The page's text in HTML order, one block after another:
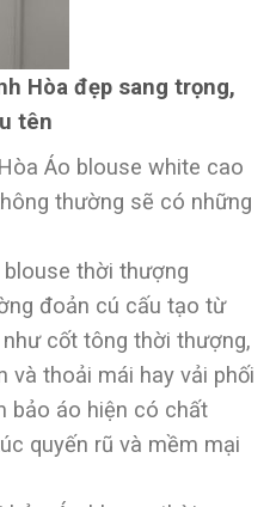
Hòa đẹp sang trọng,
tên
Áo blouse white cao
thường sẽ có những
thời thượng
đoản cú cấu tạo từ
cốt tông thời thượng,
và thoải mái hay vải phối
bảo áo hiện có chất
quyến rũ và mềm mại